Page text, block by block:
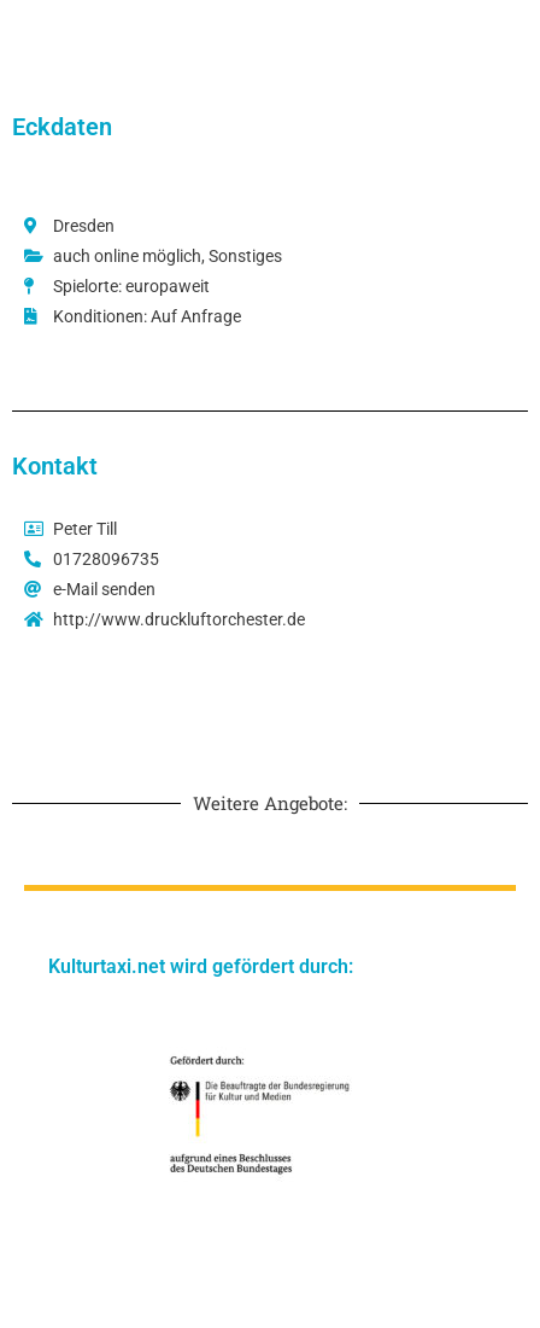
Eckdaten
Dresden
auch online möglich, Sonstiges
Spielorte: europaweit
Konditionen: Auf Anfrage
Kontakt
Peter Till
01728096735
e-Mail senden
http://www.druckluftorchester.de
Weitere Angebote:
Kulturtaxi.net wird gefördert durch: